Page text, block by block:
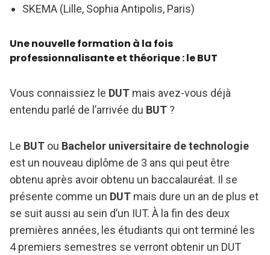
SKEMA (Lille, Sophia Antipolis, Paris)
Une nouvelle formation à la fois
professionnalisante et théorique : le BUT
Vous connaissiez le DUT mais avez-vous déjà
entendu parlé de l’arrivée du BUT ?
Le BUT ou Bachelor universitaire de technologie
est un nouveau diplôme de 3 ans qui peut être
obtenu après avoir obtenu un baccalauréat. Il se
présente comme un DUT mais dure un an de plus et
se suit aussi au sein d’un IUT. À la fin des deux
premières années, les étudiants qui ont terminé les
4 premiers semestres se verront obtenir un DUT